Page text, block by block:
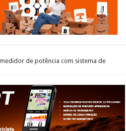
de potência com sistema de